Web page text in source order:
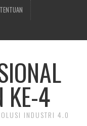
KE-4
INDUSTRI 4.0